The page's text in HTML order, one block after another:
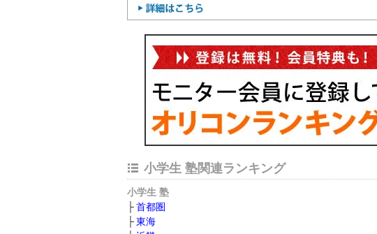
小学生 塾関連ランキング
小学生 塾
首都圏
東海